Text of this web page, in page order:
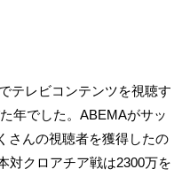
テレビコンテンツを視聴す
年でした。ABEMAがサッ
さんの視聴者を獲得したの
対クロアチア戦は2300万を